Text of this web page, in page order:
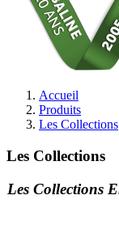
Accueil
Produits
Les Collections
Les Collections
Les Collections